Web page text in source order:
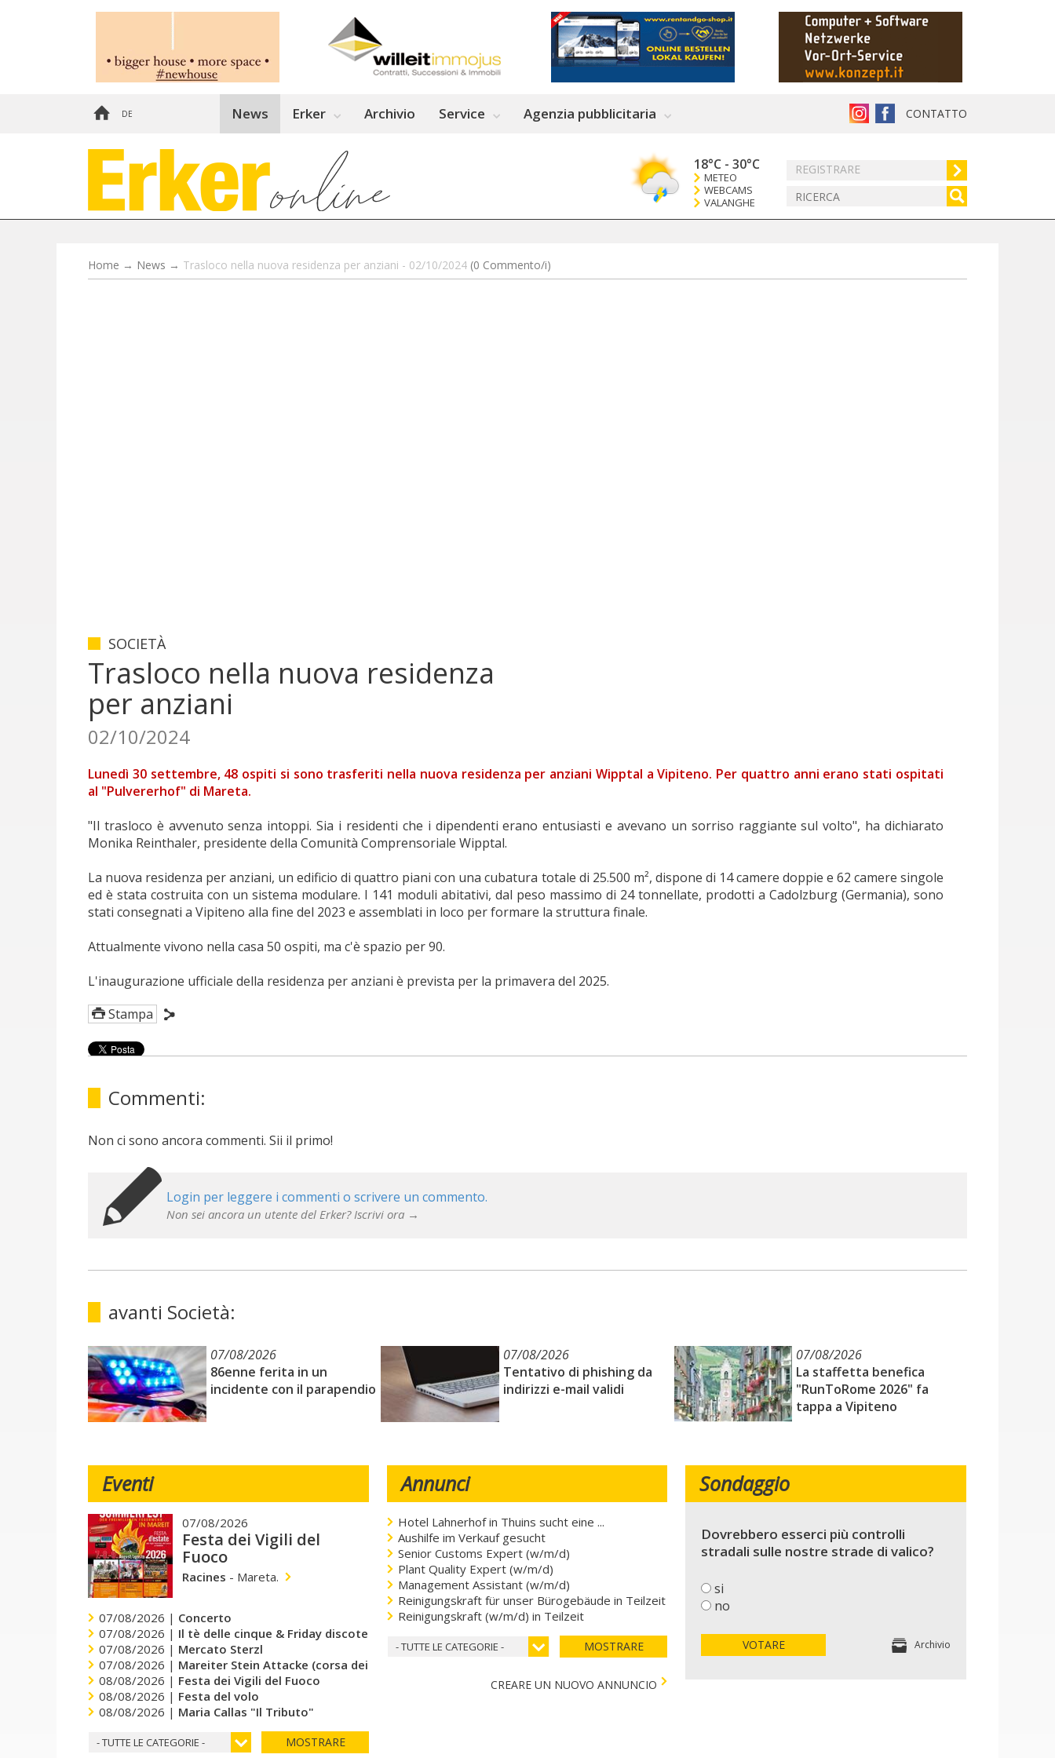
DE CONTATTO
News Erker Archivio Service Agenzia pubblicitaria
REGISTRARE
18°C - 30°C
METEO
WEBCAMS
VALANGHE
Home → News → Trasloco nella nuova residenza per anziani - 02/10/2024 (0 Commento/i)
SOCIETÀ
Trasloco nella nuova residenza
per anziani
02/10/2024
Lunedì 30 settembre, 48 ospiti si sono trasferiti nella nuova residenza per anziani Wipptal a Vipiteno. Per quattro anni erano stati ospitati
al "Pulvererhof" di Mareta.
"Il trasloco è avvenuto senza intoppi. Sia i residenti che i dipendenti erano entusiasti e avevano un sorriso raggiante sul volto", ha dichiarato
Monika Reinthaler, presidente della Comunità Comprensoriale Wipptal.
La nuova residenza per anziani, un edificio di quattro piani con una cubatura totale di 25.500 m², dispone di 14 camere doppie e 62 camere singole
ed è stata costruita con un sistema modulare. I 141 moduli abitativi, dal peso massimo di 24 tonnellate, prodotti a Cadolzburg (Germania), sono
stati consegnati a Vipiteno alla fine del 2023 e assemblati in loco per formare la struttura finale.
Attualmente vivono nella casa 50 ospiti, ma c'è spazio per 90.
L'inaugurazione ufficiale della residenza per anziani è prevista per la primavera del 2025.
Stampa
Commenti:
Non ci sono ancora commenti. Sii il primo!
Login per leggere i commenti o scrivere un commento.
Non sei ancora un utente del Erker? Iscrivi ora →
avanti Società:
07/08/2026
86enne ferita in un
incidente con il parapendio
07/08/2026
Tentativo di phishing da
indirizzi e-mail validi
07/08/2026
La staffetta benefica
"RunToRome 2026" fa
tappa a Vipiteno
Eventi
07/08/2026
Festa dei Vigili del
Fuoco
Racines - Mareta.
07/08/2026 | Concerto
07/08/2026 | Il tè delle cinque & Friday discoteca del cuore
07/08/2026 | Mercato Sterzl
07/08/2026 | Mareiter Stein Attacke (corsa dei bambini)
08/08/2026 | Festa dei Vigili del Fuoco
08/08/2026 | Festa del volo
08/08/2026 | Maria Callas "Il Tributo"
- TUTTE LE CATEGORIE - MOSTRARE
Annunci
Hotel Lahnerhof in Thuins sucht eine ...
Aushilfe im Verkauf gesucht
Senior Customs Expert (w/m/d)
Plant Quality Expert (w/m/d)
Management Assistant (w/m/d)
Reinigungskraft für unser Bürogebäude in Teilzeit
Reinigungskraft (w/m/d) in Teilzeit
- TUTTE LE CATEGORIE - MOSTRARE
CREARE UN NUOVO ANNUNCIO
Sondaggio
Dovrebbero esserci più controlli
stradali sulle nostre strade di valico?
si
no
VOTARE Archivio